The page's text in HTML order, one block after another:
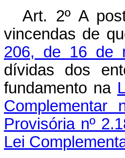
Art. 2º A
vincendas de
206, de 16 de
dívidas dos
fundamento na
Provisória nº
Lei